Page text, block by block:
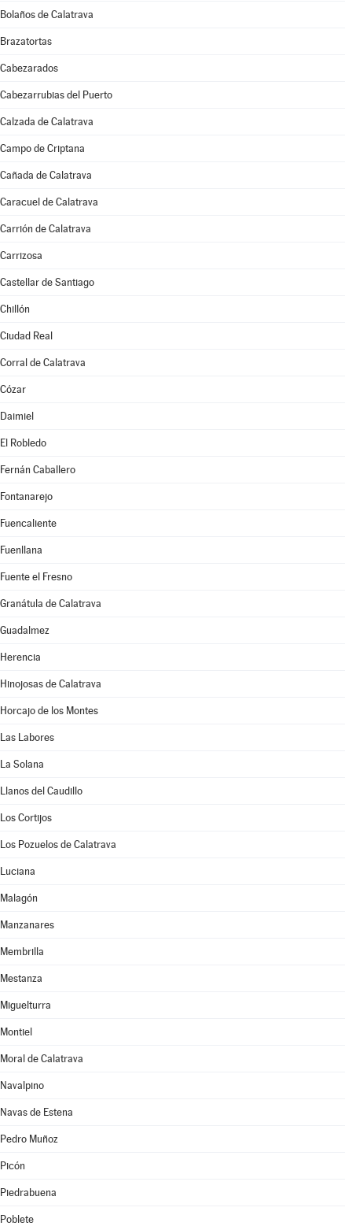
Bolaños de Calatrava
Brazatortas
Cabezarados
Cabezarrubias del Puerto
Calzada de Calatrava
Campo de Criptana
Cañada de Calatrava
Caracuel de Calatrava
Carrión de Calatrava
Carrizosa
Castellar de Santiago
Chillón
Ciudad Real
Corral de Calatrava
Cózar
Daimiel
El Robledo
Fernán Caballero
Fontanarejo
Fuencaliente
Fuenllana
Fuente el Fresno
Granátula de Calatrava
Guadalmez
Herencia
Hinojosas de Calatrava
Horcajo de los Montes
Las Labores
La Solana
Llanos del Caudillo
Los Cortijos
Los Pozuelos de Calatrava
Luciana
Malagón
Manzanares
Membrilla
Mestanza
Miguelturra
Montiel
Moral de Calatrava
Navalpino
Navas de Estena
Pedro Muñoz
Picón
Piedrabuena
Poblete